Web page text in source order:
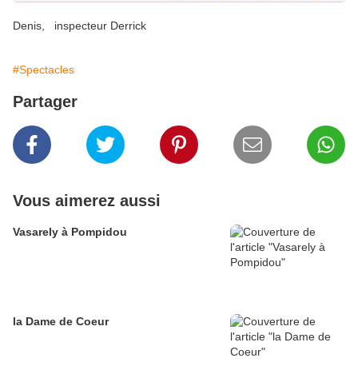
Denis, inspecteur Derrick
#Spectacles
Partager
Vous aimerez aussi
Vasarely à Pompidou
la Dame de Coeur